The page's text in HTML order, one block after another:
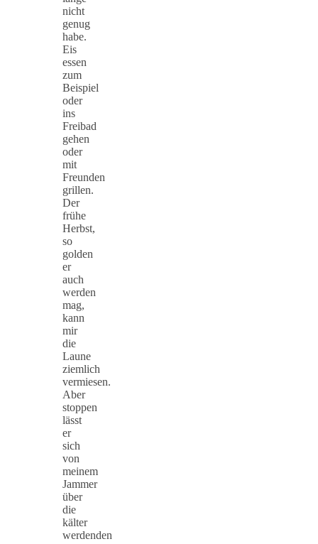
nicht
genug
habe.
Eis
essen
zum
Beispiel
oder
ins
Freibad
gehen
oder
mit
Freunden
grillen.
Der
frühe
Herbst,
so
golden
er
auch
werden
mag,
kann
mir
die
Laune
ziemlich
vermiesen.
Aber
stoppen
lässt
er
sich
von
meinem
Jammer
über
die
kälter
werdenden